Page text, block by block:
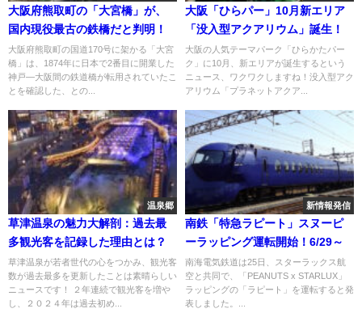
大阪府熊取町の「大宮橋」が、
国内現役最古の鉄橋だと判明！
大阪府熊取町の国道170号に架かる「大宮
橋」は、1874年に日本で2番目に開業した
神戸―大阪間の鉄道橋が転用されていたこ
とを確認した、との...
大阪「ひらパー」10月新エリア
「没入型アクアリウム」誕生！
大阪の人気テーマパーク「ひらかたパー
ク」に10月、新エリアが誕生するという
ニュース、ワクワクしますね！没入型アク
アリウム「プラネットアクア...
温泉郷
草津温泉の魅力大解剖：過去最
多観光客を記録した理由とは？
草津温泉が若者世代の心をつかみ、観光客
数が過去最多を更新したことは素晴らしい
ニュースです！ ２年連続で観光客を増や
し、２０２４年は過去初め...
新情報発信
南鉄「特急ラピート」スヌーピ
ーラッピング運転開始！6/29～
南海電気鉄道は25日、スターラックス航
空と共同で、「PEANUTS x STARLUX」
ラッピングの「ラピート」を運転すると発
表しました。...